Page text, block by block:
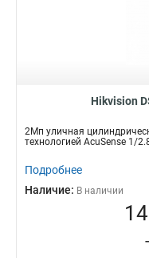
Hikvision
2Мп уличная
технологией AcuSense 1/
Подробнее
Наличие: В наличии